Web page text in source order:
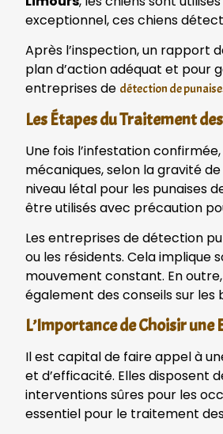
exceptionnel, ces chiens
Après l’inspection, un rapport
plan d’action adéquat et pour
entreprises de détection de
Les Étapes du Traitement
Une fois l’infestation
mécaniques, selon la gravité
niveau létal pour les punaises
être utilisés avec précaution
Les entreprises de détection
ou les résidents. Cela implique
mouvement constant. En
également des conseils sur
L’Importance de Choisir
Il est capital de faire appel à
et d’efficacité. Elles disposent
interventions sûres pour les
essentiel pour le traitement